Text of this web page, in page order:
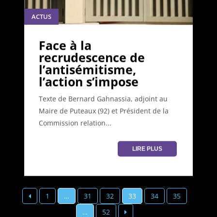
ACTUS
Face à la
recrudescence de
l’antisémitisme,
l’action s’impose
Texte de Bernard Gahnassia, adjoint au
Maire de Puteaux (92) et Président de la
Commission relation...
LIRE PLUS
Pagination
des
1 … 31 32 33 34
35
…
52